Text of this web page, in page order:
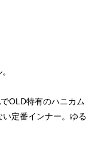
OLD特有のハニカム
定番インナー。ゆる